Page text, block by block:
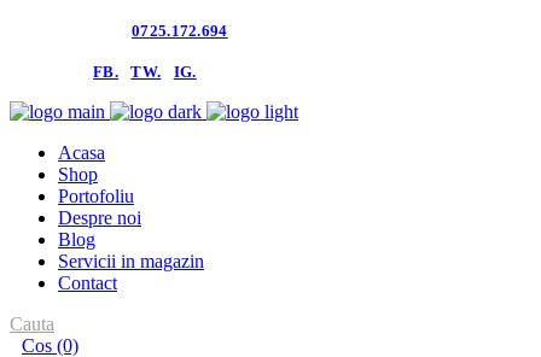
0725.172.694
FB. TW. IG.
Acasa
Shop
Portofoliu
Despre noi
Blog
Servicii in magazin
Contact
Cauta
Cos (0)